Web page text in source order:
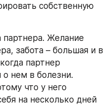
собственную
Желание
забота – большая и в
партнер
о нем в болезни.
что у него
на несколько дней